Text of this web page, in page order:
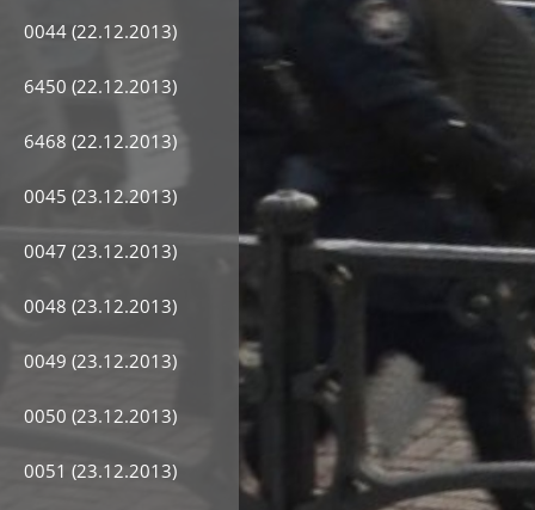
0044 (22.12.2013)
6450 (22.12.2013)
6468 (22.12.2013)
0045 (23.12.2013)
0047 (23.12.2013)
0048 (23.12.2013)
0049 (23.12.2013)
0050 (23.12.2013)
0051 (23.12.2013)